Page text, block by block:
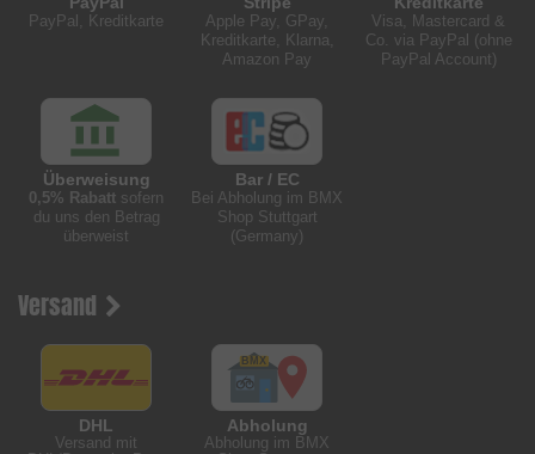
PayPal, Kreditkarte
Apple Pay, GPay,
Kreditkarte, Klarna,
Amazon Pay
Visa, Mastercard &
Co. via PayPal (ohne
PayPal Account)
Überweisung
0,5% Rabatt sofern
du uns den Betrag
überweist
Bar / EC
Bei Abholung im BMX
Shop Stuttgart
(Germany)
Versand
DHL
Versand mit
Abholung
Abholung im BMX